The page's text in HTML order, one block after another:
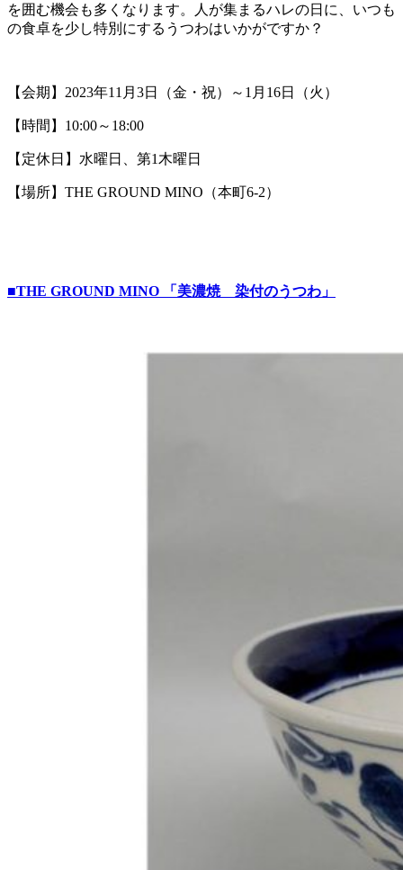
を囲む機会も多くなります。人が集まるハレの日に、いつも
の食卓を少し特別にするうつわはいかがですか？
【会期】2023年11月3日（金・祝）～1月16日（火）
【時間】10:00～18:00
【定休日】水曜日、第1木曜日
【場所】THE GROUND MINO（本町6-2）
■THE GROUND MINO 「美濃焼 染付のうつわ」